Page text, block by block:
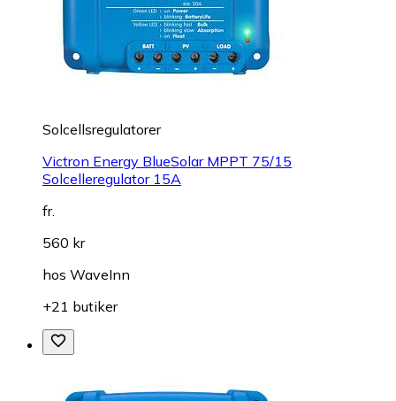
Solcellsregulatorer
Victron Energy BlueSolar MPPT 75/15
Solcelleregulator 15A
fr.
560 kr
hos WaveInn
+21 butiker